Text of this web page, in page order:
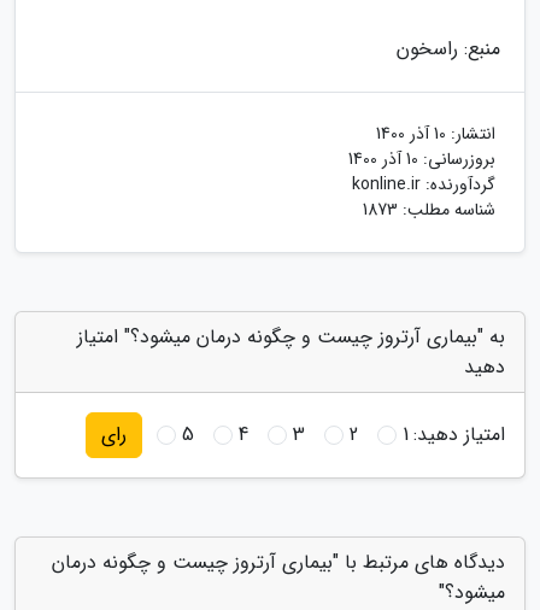
منبع: راسخون
انتشار: 10 آذر 1400
بروزرسانی: 10 آذر 1400
گردآورنده: konline.ir
شناسه مطلب: 1873
به "بیماری آرتروز چیست و چگونه درمان میشود؟" امتیاز
دهید
امتیاز دهید:1
2
3
4
5 رای
دیدگاه های مرتبط با "بیماری آرتروز چیست و چگونه درمان
میشود؟"